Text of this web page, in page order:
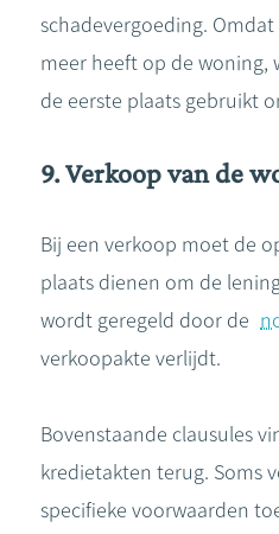
schadevergoeding.
meer heeft op de woning,
de eerste plaats gebruikt
9. Verkoop van de
Bij een verkoop moet de
plaats dienen om de
wordt geregeld door de
verkoopakte verlijdt.
Bovenstaande clausules
kredietakten terug. Soms
specifieke voorwaarden